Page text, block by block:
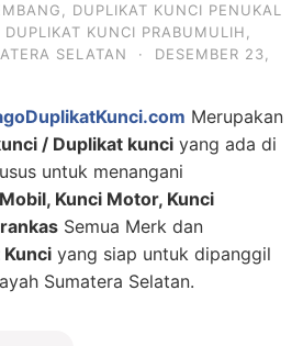
, DUPLIKAT KUNCI PENUKAL
DUPLIKAT KUNCI PRABUMULIH,
SELATAN
·
DESEMBER 23,
Merupakan
/ Duplikat kunci yang ada di
untuk menangani
Kunci Motor, Kunci
Semua Merk dan
yang siap untuk dipanggil
Sumatera Selatan.